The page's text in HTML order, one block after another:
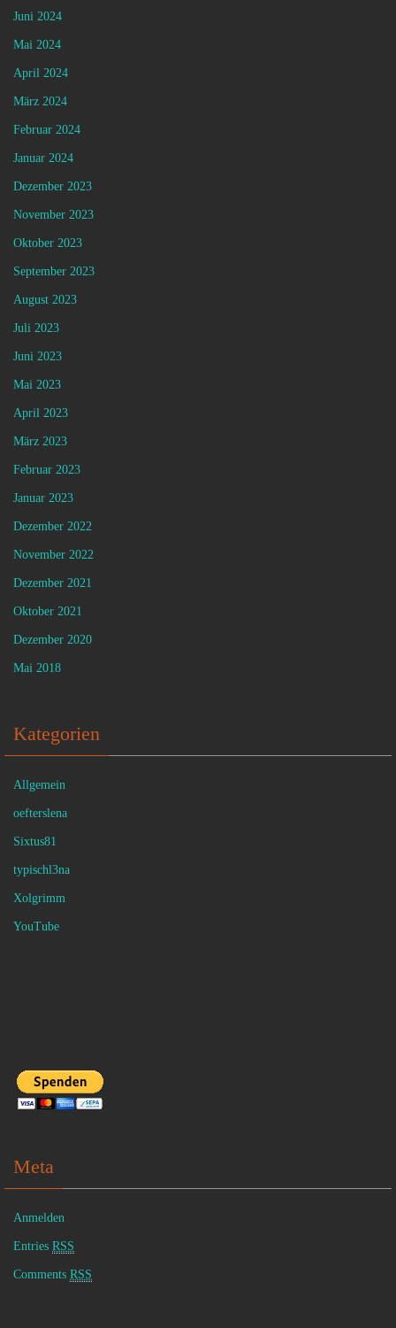
Juni 2024
Mai 2024
April 2024
März 2024
Februar 2024
Januar 2024
Dezember 2023
November 2023
Oktober 2023
September 2023
August 2023
Juli 2023
Juni 2023
Mai 2023
April 2023
März 2023
Februar 2023
Januar 2023
Dezember 2022
November 2022
Dezember 2021
Oktober 2021
Dezember 2020
Mai 2018
Kategorien
Allgemein
oefterslena
Sixtus81
typischl3na
Xolgrimm
YouTube
Meta
Anmelden
Entries RSS
Comments RSS